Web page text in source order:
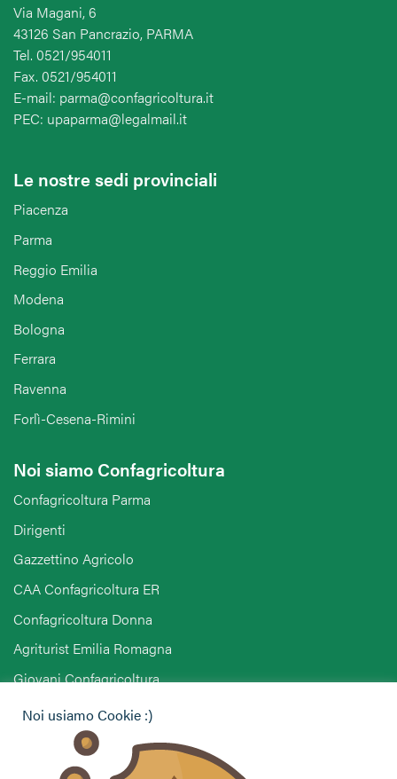
Via Magani, 6
43126 San Pancrazio, PARMA
Tel. 0521/954011
Fax. 0521/954011
E-mail: parma@confagricoltura.it
PEC: upaparma@legalmail.it
Le nostre sedi provinciali
Piacenza
Parma
Reggio Emilia
Modena
Bologna
Ferrara
Ravenna
Forlì-Cesena-Rimini
Noi siamo Confagricoltura
Confagricoltura Parma
Dirigenti
Gazzettino Agricolo
CAA Confagricoltura ER
Confagricoltura Donna
Agriturist Emilia Romagna
Giovani Confagricoltura
Pensionati Confagricoltura
Hai bisogno di informazioni?
Noi usiamo Cookie :)